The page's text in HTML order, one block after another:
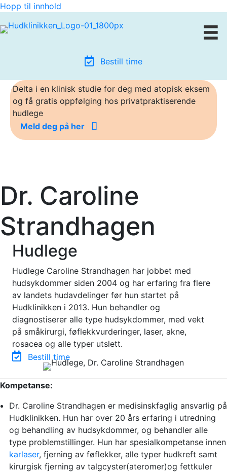
Hopp til innhold
Bestill time
Delta i en klinisk studie for deg med atopisk eksem
og få gratis oppfølging hos privatpraktiserende
hudlege
Meld deg på her
Dr. Caroline
Strandhagen
Hudlege
Hudlege Caroline Strandhagen har jobbet med
hudsykdommer siden 2004 og har erfaring fra flere
av landets hudavdelinger før hun startet på
Hudklinikken i 2013. Hun behandler og
diagnostiserer alle type hudsykdommer, med vekt
på småkirurgi, føflekkvurderinger, laser, akne,
rosacea og alle typer utslett.
Bestill time
Kompetanse:
Dr. Caroline Strandhagen er medisinskfaglig ansvarlig på
Hudklinikken. Hun har over 20 års erfaring i utredning
og behandling av hudsykdommer, og behandler alle
type problemstillinger. Hun har spesialkompetanse innen
karlaser, fjerning av føflekker, alle typer hudkreft samt
kirurgisk fjerning av talgcyster(ateromer)og fettkuler